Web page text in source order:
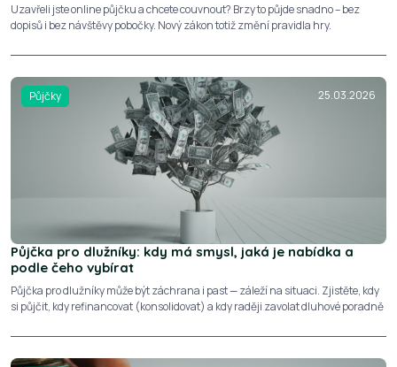
Uzavřeli jste online půjčku a chcete couvnout? Brzy to půjde snadno – bez
dopisů i bez návštěvy pobočky. Nový zákon totiž změní pravidla hry.
Půjčky 25.03.2026
Půjčka pro dlužníky: kdy má smysl, jaká je nabídka a
podle čeho vybírat
Půjčka pro dlužníky může být záchrana i past — záleží na situaci. Zjistěte, kdy
si půjčit, kdy refinancovat (konsolidovat) a kdy raději zavolat dluhové poradně